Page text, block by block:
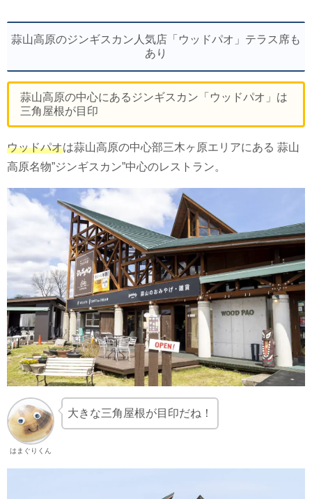
蒜山高原のジンギスカン人気店「ウッドパオ」テラス席も
あり
蒜山高原の中心にあるジンギスカン「ウッドパオ」は
三角屋根が目印
ウッドパオは蒜山高原の中心部三木ヶ原エリアにある 蒜山
高原名物”ジンギスカン”中心のレストラン。
はまぐりくん
大きな三角屋根が目印だね！